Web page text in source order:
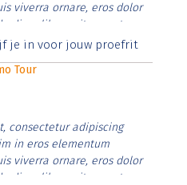
viverra ornare, eros dolor
diam libero vitae erat.
cursus id rutrum lorem
je in voor jouw proefrit
Tour
consectetur adipiscing
in eros elementum
viverra ornare, eros dolor
diam libero vitae erat.